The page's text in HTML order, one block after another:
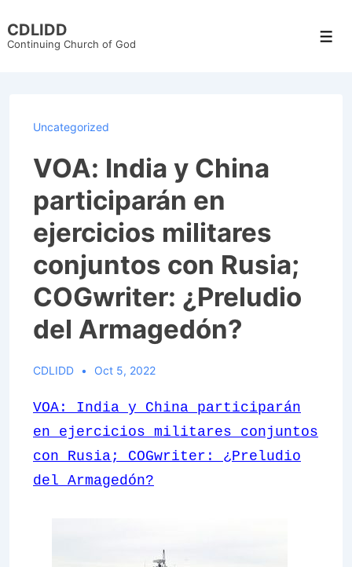
Skip
CDLIDD
Continuing Church of God
Uncategorized
VOA: India y China
participarán en
ejercicios militares
conjuntos con Rusia;
COGwriter: ¿Preludio
del Armagedón?
CDLIDD Oct 5, 2022
VOA: India y China participarán
en ejercicios militares conjuntos
con Rusia; COGwriter: ¿Preludio
del Armagedón?